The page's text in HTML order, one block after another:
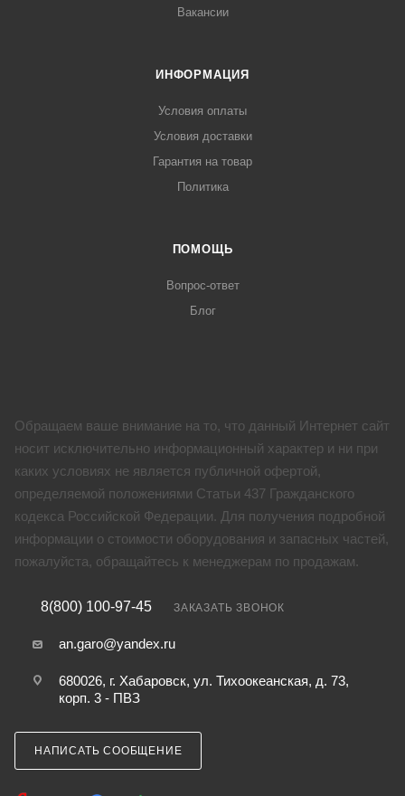
Вакансии
ИНФОРМАЦИЯ
Условия оплаты
Условия доставки
Гарантия на товар
Политика
ПОМОЩЬ
Вопрос-ответ
Блог
Обращаем ваше внимание на то, что данный Интернет сайт
носит исключительно информационный характер и ни при
каких условиях не является публичной офертой,
определяемой положениями Статьи 437 Гражданского
кодекса Российской Федерации. Для получения подробной
информации о стоимости оборудования и запасных частей,
пожалуйста, обращайтесь к менеджерам по продажам.
8(800) 100-97-45 ЗАКАЗАТЬ ЗВОНОК
an.garo@yandex.ru
680026, г. Хабаровск, ул. Тихоокеанская, д. 73,
корп. 3 - ПВЗ
НАПИСАТЬ СООБЩЕНИЕ